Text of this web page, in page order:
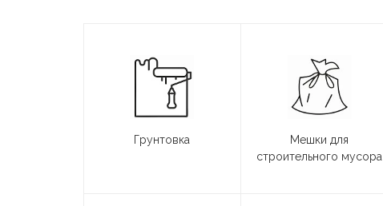
Грунтовка
Мешки для
строительного мусора